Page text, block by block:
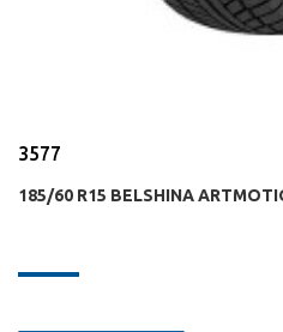
3577
185/60 R15 BELSHINA